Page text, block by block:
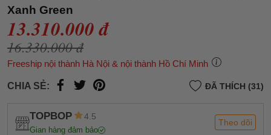
Xanh Green
13.310.000 đ
16.330.000 đ
Freeship nội thành Hà Nội & nội thành Hồ Chí Minh
CHIA SẺ: ĐÃ THÍCH (31)
TOPBOP 4.5
Gian hàng đảm bảo
Theo dõi